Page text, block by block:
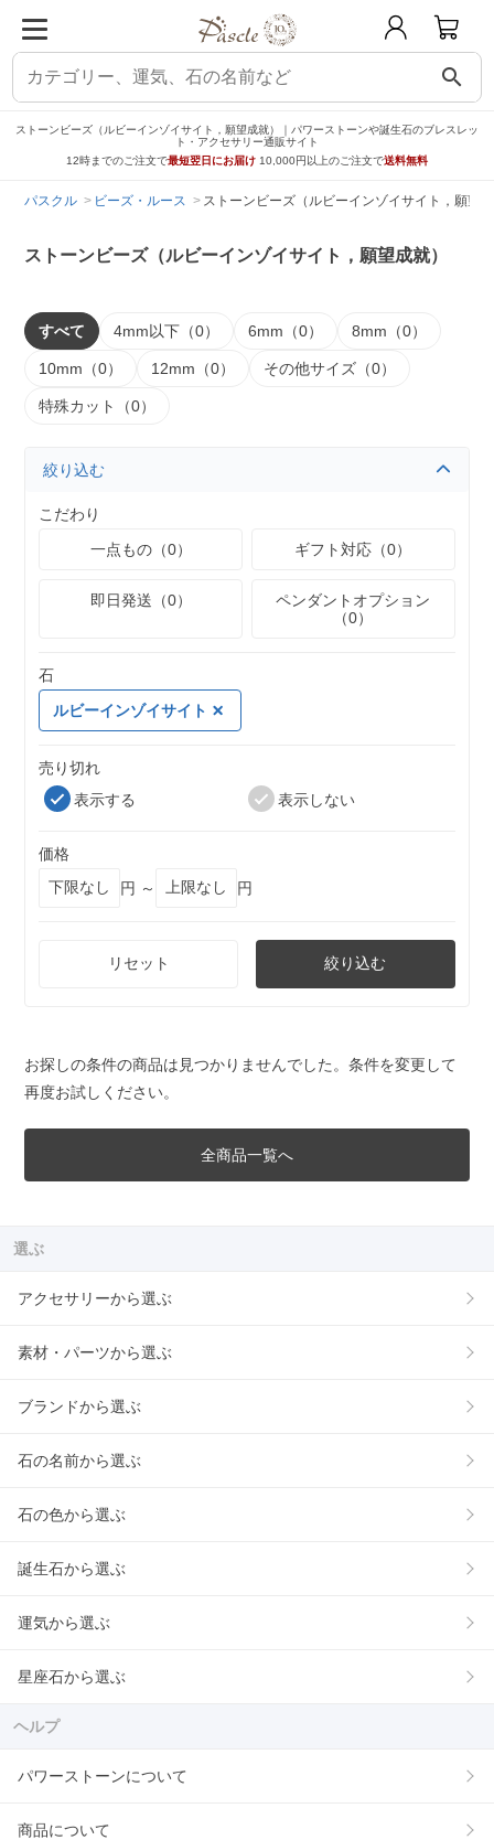
search
ストーンビーズ（ルビーインゾイサイト，願望成就）｜パワーストーンや誕生石のブレスレッ
ト・アクセサリー通販サイト
12時までのご注文で最短翌日にお届け 10,000円以上のご注文で送料無料
パスクル ビーズ・ルース ストーンビーズ（ルビーインゾイサイト，願望
ストーンビーズ（ルビーインゾイサイト，願望成就）
すべて 4mm以下（0） 6mm（0） 8mm（0）
10mm（0） 12mm（0） その他サイズ（0）
特殊カット（0）
絞り込む
こだわり
一点もの（0）
ギフト対応（0）
即日発送（0）
ペンダントオプション
（0）
石
ルビーインゾイサイト
売り切れ
表示する
表示しない
価格
円 ～
円
リセット 絞り込む
お探しの条件の商品は見つかりませんでした。条件を変更して
再度お試しください。
全商品一覧へ
選ぶ
アクセサリーから選ぶ
素材・パーツから選ぶ
ブランドから選ぶ
石の名前から選ぶ
石の色から選ぶ
誕生石から選ぶ
運気から選ぶ
星座石から選ぶ
ヘルプ
パワーストーンについて
商品について